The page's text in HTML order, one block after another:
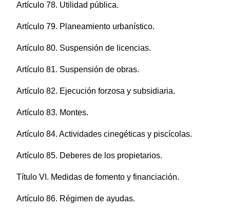
Artículo 78. Utilidad pública.
Artículo 79. Planeamiento urbanístico.
Artículo 80. Suspensión de licencias.
Artículo 81. Suspensión de obras.
Artículo 82. Ejecución forzosa y subsidiaria.
Artículo 83. Montes.
Artículo 84. Actividades cinegéticas y piscícolas.
Artículo 85. Deberes de los propietarios.
Título VI. Medidas de fomento y financiación.
Artículo 86. Régimen de ayudas.